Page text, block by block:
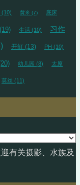
(10) 黄米 (7) 底床
(19) 生活 (10) 习作
开缸 (13) PH (10)
幼儿园 (8) 太原
莫丝 (11)
有关摄影、水族及